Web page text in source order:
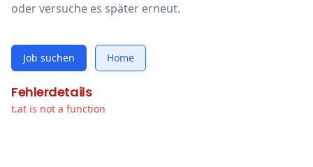
oder versuche es später erneut.
Job suchen Home
Fehlerdetails
t.at is not a function